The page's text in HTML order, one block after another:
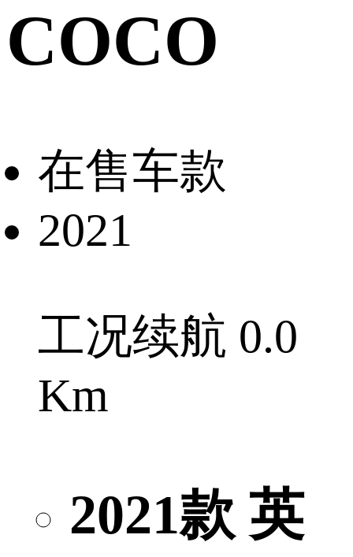
COCO
在售车款
2021
工况续航 0.0
Km
2021款 英